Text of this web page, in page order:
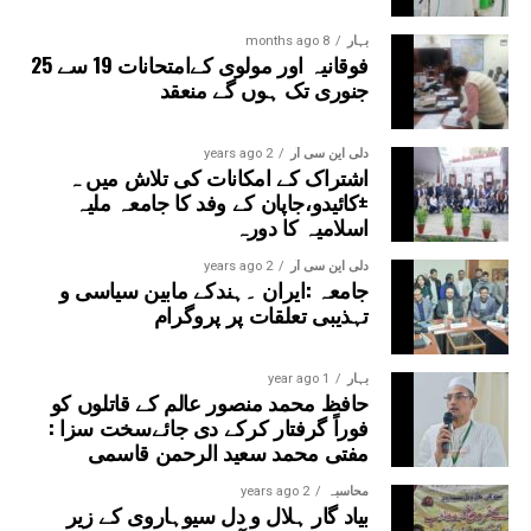
فرمایا کہ عربی زبان قرآن وحدیث کی زبان ہے اور موجودہ
دور میں اس پر مہارت حاصل کرنا دعوت دین کے لیے انتہائی
ضروری ہے۔انہوں نے جامعہ کی تعلیمی ترقی پراپنی دلی
مسرت کا اظہار کیا۔تقریب کا باقاعدہ اختتام مہمانِ خصوصی
حضرت مفتی عمران احمد قاسمی صاحب کی رقت آمیز اور
خصوصی دعا پر ہوا، جس میں ملک و ملت کی ترقی، امن و
امان اور جامعہ کی مزید تعلیمی و تعمیری ترقیاں مانگی گئیں۔
بہار 8 months ago
فوقانیہ اور مولوی کےامتحانات 19 سے 25
جنوری تک ہوں گے منعقد
دلی این سی آر 2 years ago
اشتراک کے امکانات کی تلاش میں ہ
±کائیدو،جاپان کے وفد کا جامعہ ملیہ
اسلامیہ کا دورہ
دلی این سی آر 2 years ago
جامعہ :ایران ۔ہندکے مابین سیاسی و
تہذیبی تعلقات پر پروگرام
بہار 1 year ago
حافظ محمد منصور عالم کے قاتلوں کو
فوراً گرفتار کرکے دی جائےسخت سزا :
مفتی محمد سعید الرحمن قاسمی
محاسبہ 2 years ago
بیاد گار ہلال و دل سیوہاروی کے زیر